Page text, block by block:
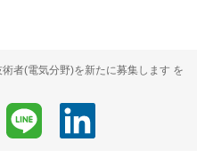
者(電気分野)を新たに募集します を